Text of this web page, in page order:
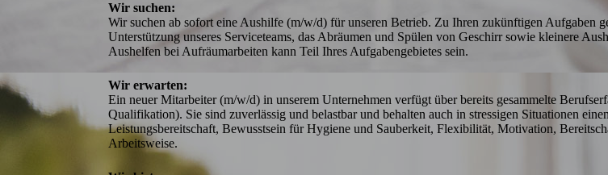
Wir suchen:
Wir suchen ab sofort eine Aushilfe (m/w/d) für unseren Betrieb. Zu Ihren zukünftigen Aufgaben
Unterstützung unseres Serviceteams, das Abräumen und Spülen von Geschirr sowie kleinere
Aushelfen bei Aufräumarbeiten kann Teil Ihres Aufgabengebietes sein.
Wir erwarten:
Ein neuer Mitarbeiter (m/w/d) in unserem Unternehmen verfügt über bereits gesammelte
Qualifikation). Sie sind zuverlässig und belastbar und behalten auch in stressigen Situationen
Leistungsbereitschaft, Bewusstsein für Hygiene und Sauberkeit, Flexibilität, Motivation,
Arbeitsweise.